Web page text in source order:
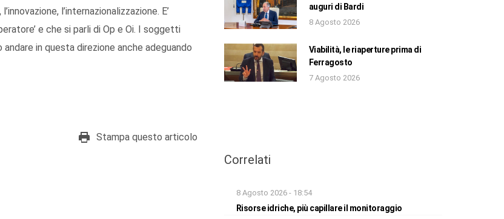
l’internazionalizzazione. E’
e che si parli di Op e Oi. I soggetti
in questa direzione anche adeguando
Stampa questo articolo
auguri di Bardi
8 Agosto 2026
Viabilità, le riaperture prima di
Ferragosto
7 Agosto 2026
Correlati
8 Agosto 2026 - 18:54
Risorse idriche, più capillare il monitoraggio